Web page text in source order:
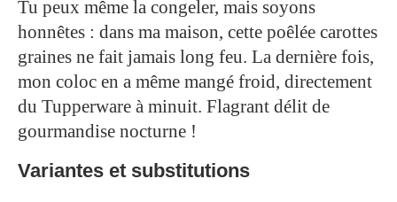
Tu peux même la congeler, mais soyons
honnêtes : dans ma maison, cette poêlée carottes
graines ne fait jamais long feu. La dernière fois,
mon coloc en a même mangé froid, directement
du Tupperware à minuit. Flagrant délit de
gourmandise nocturne !
Variantes et substitutions